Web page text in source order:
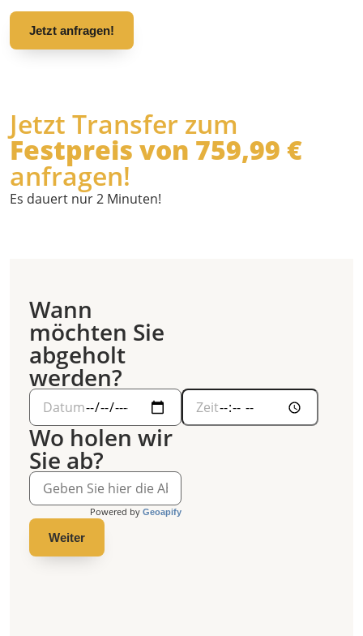
Jetzt anfragen!
Jetzt Transfer zum
Festpreis von 759,99 €
anfragen!
Es dauert nur 2 Minuten!
Wann
möchten Sie
abgeholt
werden?
Wo holen wir
Sie ab?
Powered by Geoapify
Weiter